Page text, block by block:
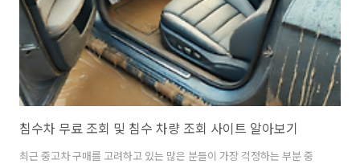
와 상담을 진행할 수 있으며, 부산 도시가스는 SK ..
침수차 무료 조회 및 침수 차량 조회 사이트 알아보기
최근 중고차 구매를 고려하고 있는 많은 분들이 가장 걱정하는 부분 중